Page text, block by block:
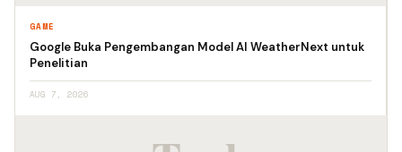
GAME
Google Buka Pengembangan Model AI WeatherNext untuk
Penelitian
AUG 7, 2026